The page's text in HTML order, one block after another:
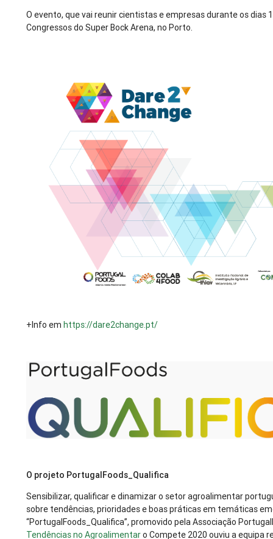
O evento, que vai reunir cientistas e empresas durante os dias
Congressos do Super Bock Arena, no Porto.
+Info em https://dare2change.pt/
O projeto PortugalFoods_Qualifica
Sensibilizar, qualificar e dinamizar o setor agroalimentar
sobre tendências, prioridades e boas práticas em temáticas
“PortugalFoods_Qualifica”, promovido pela Associação
Tendências no Agroalimentaro Compete 2020 ouviu a equipa